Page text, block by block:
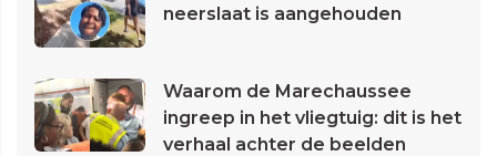
neerslaat is aangehouden
Waarom de Marechaussee
ingreep in het vliegtuig: dit is het
verhaal achter de beelden